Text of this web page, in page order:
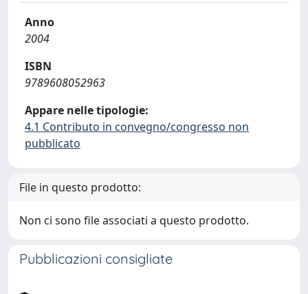
Anno
2004
ISBN
9789608052963
Appare nelle tipologie:
4.1 Contributo in convegno/congresso non
pubblicato
File in questo prodotto:
Non ci sono file associati a questo prodotto.
Pubblicazioni consigliate